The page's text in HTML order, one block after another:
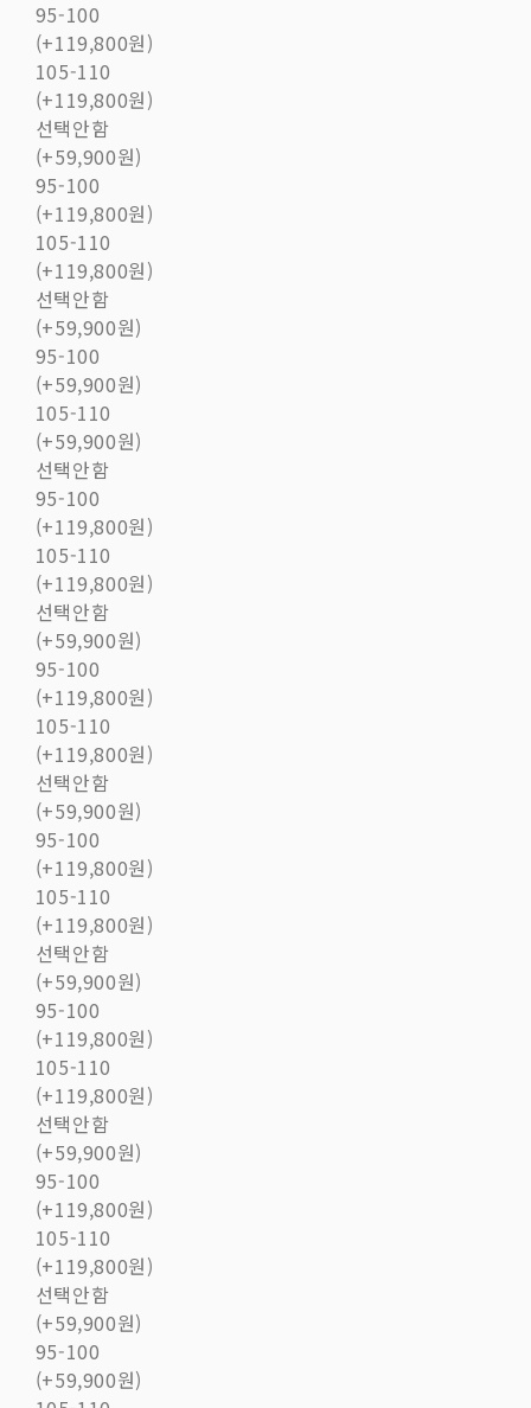
95-100
(+119,800원)
105-110
(+119,800원)
선택안함
(+59,900원)
95-100
(+119,800원)
105-110
(+119,800원)
선택안함
(+59,900원)
95-100
(+59,900원)
105-110
(+59,900원)
선택안함
95-100
(+119,800원)
105-110
(+119,800원)
선택안함
(+59,900원)
95-100
(+119,800원)
105-110
(+119,800원)
선택안함
(+59,900원)
95-100
(+119,800원)
105-110
(+119,800원)
선택안함
(+59,900원)
95-100
(+119,800원)
105-110
(+119,800원)
선택안함
(+59,900원)
95-100
(+119,800원)
105-110
(+119,800원)
선택안함
(+59,900원)
95-100
(+59,900원)